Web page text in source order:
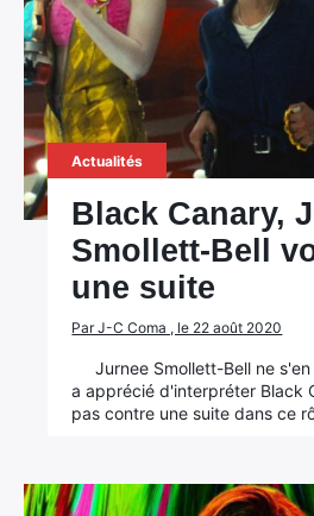
Actualités
Black Canary,
Smollett-Bell
une suite
Par J-C Coma , le 22 août 2020
Jurnee Smollett-Bell ne
a apprécié d'interpréter Black
pas contre une suite dans ce